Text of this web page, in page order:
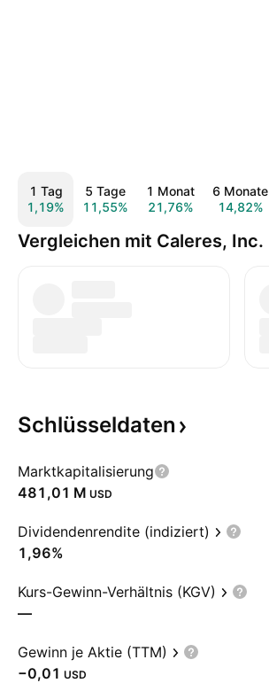
1 Tag
1,19%
5 Tage
11,55%
1 Monat
21,76%
6 Monate
14,82%
Vergleichen mit Caleres, Inc.
Schlüsseldaten
Marktkapitalisierung
‪481,01 M‬ USD
Dividendenrendite (indiziert)
1,96%
Kurs-Gewinn-Verhältnis (KGV)
—
Gewinn je Aktie (TTM)
−0,01 USD